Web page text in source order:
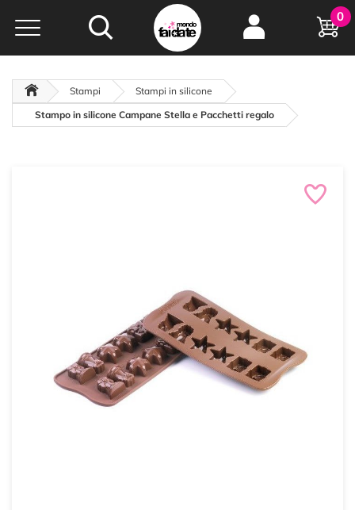
Hobby e
creatività...
oltre 15 anni online
0
Stampi
Stampi in silicone
Stampo in silicone Campane Stella e Pacchetti regalo